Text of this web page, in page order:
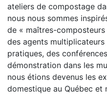
ateliers de compostage
nous nous sommes
de « maîtres-
des agents
pratiques, des
démonstration dans les
nous étions devenus les
domestique au Québec et